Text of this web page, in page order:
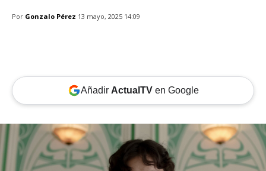
Por Gonzalo Pérez 13 mayo, 2025 14:09
Añadir ActualTVen Google